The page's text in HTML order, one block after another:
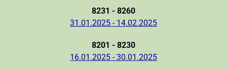
8231 - 8260
31.01.2025 - 14.02.2025
8201 - 8230
16.01.2025 - 30.01.2025